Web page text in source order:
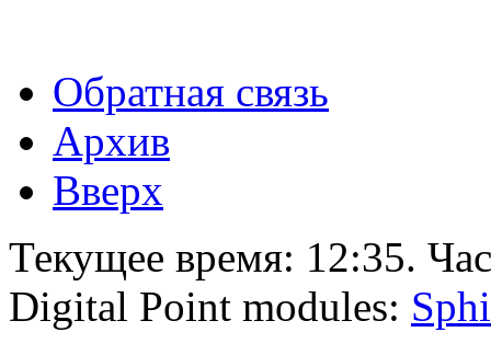
Обратная связь
Архив
Вверх
Текущее время: 12:35.
Digital Point modules: